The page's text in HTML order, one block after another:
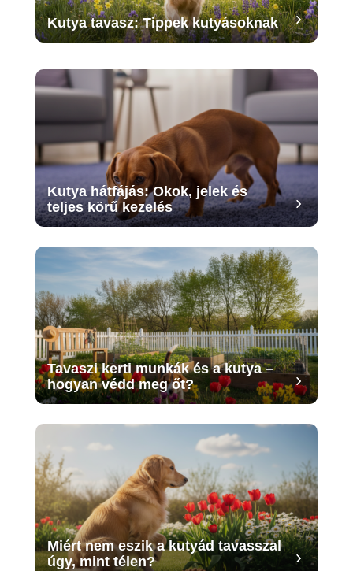
Kutya tavasz: Tippek kutyásoknak
Kutya hátfájás: Okok, jelek és
teljes körű kezelés
Tavaszi kerti munkák és a kutya –
hogyan védd meg őt?
Miért nem eszik a kutyád tavasszal
úgy, mint télen?